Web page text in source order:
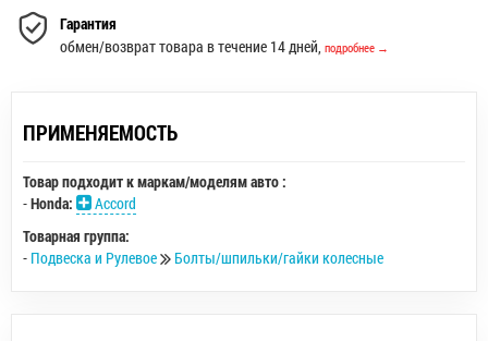
Гарантия
обмен/возврат товара в течение 14 дней, подробнее →
ПРИМЕНЯЕМОСТЬ
Товар подходит к маркам/моделям авто :
-Honda:
Accord
Товарная группа:
- Подвеска и Рулевое Болты/шпильки/гайки колесные